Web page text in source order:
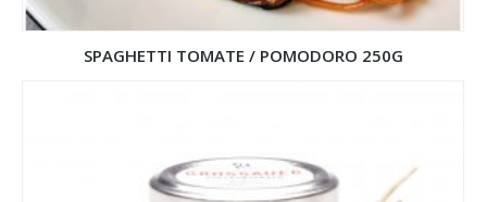
SPAGHETTI TOMATE / POMODORO 250G